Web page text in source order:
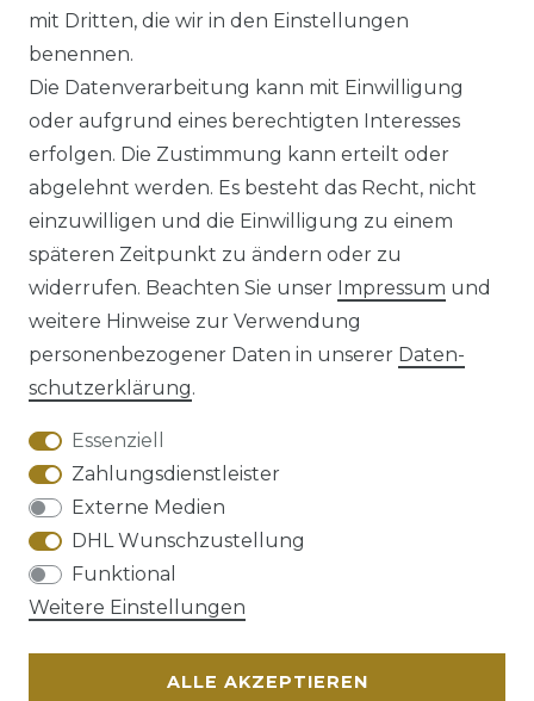
Impressum Daten­schutz­erklärung
AGB Barrierefreiheitserklärung
Widerrufs­recht
mit Dritten, die wir in den Einstellungen
benennen.
Die Datenverarbeitung kann mit Einwilligung
oder aufgrund eines berechtigten Interesses
erfolgen. Die Zustimmung kann erteilt oder
abgelehnt werden. Es besteht das Recht, nicht
einzuwilligen und die Einwilligung zu einem
späteren Zeitpunkt zu ändern oder zu
widerrufen. Beachten Sie unser Impressum und
weitere Hinweise zur Verwendung
personenbezogener Daten in unserer Daten­
schutz­erklärung.
Essenziell
Zahlungsdienstleister
Externe Medien
DHL Wunschzustellung
Funktional
Weitere Einstellungen
ALLE AKZEPTIEREN